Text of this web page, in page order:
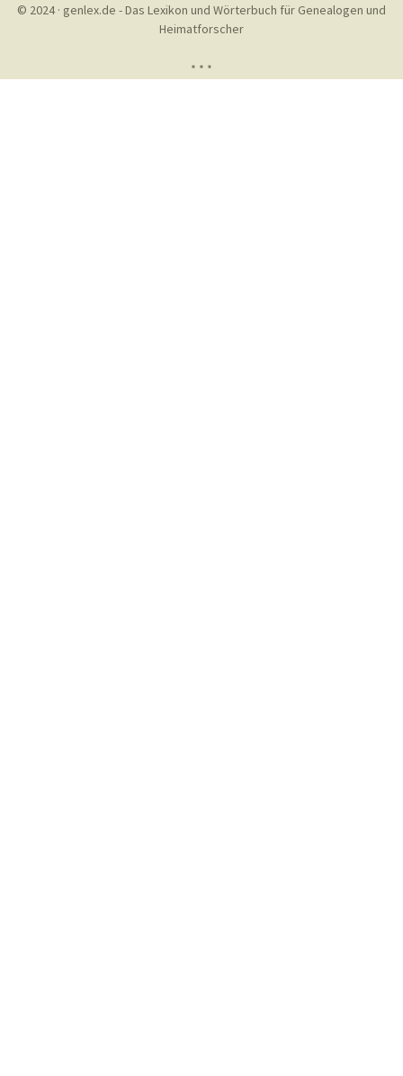
© 2024 · genlex.de - Das Lexikon und Wörterbuch für Genealogen und
Heimatforscher
* * *